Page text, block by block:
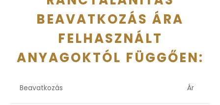
BEAVATKOZÁS ÁRA
FELHASZNÁLT
ANYAGOKTÓL FÜGGŐEN:
Beavatkozás Ár